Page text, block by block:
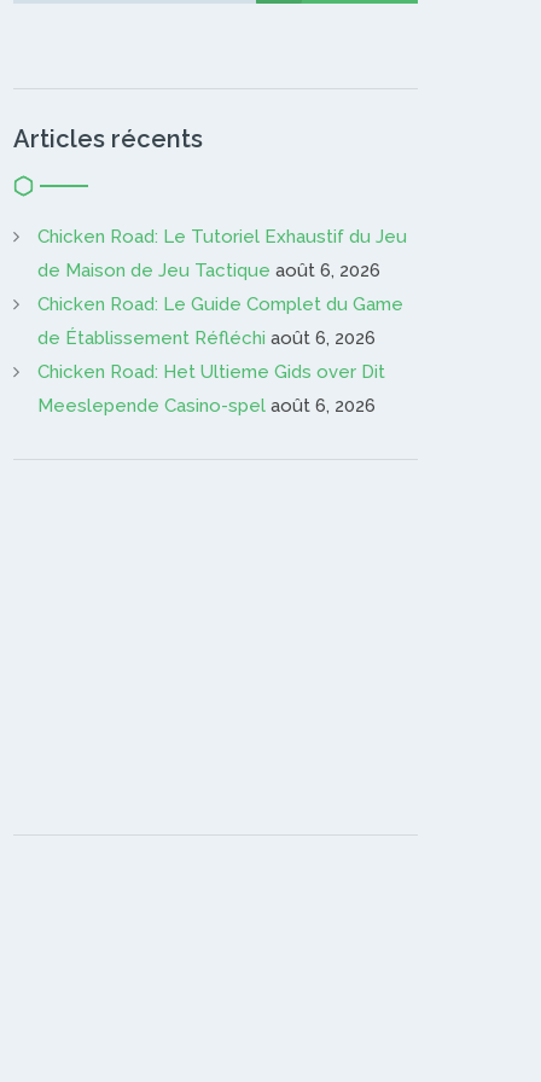
Articles récents
Chicken Road: Le Tutoriel Exhaustif du Jeu
de Maison de Jeu Tactique août 6, 2026
Chicken Road: Le Guide Complet du Game
de Établissement Réfléchi août 6, 2026
Chicken Road: Het Ultieme Gids over Dit
Meeslepende Casino-spel août 6, 2026